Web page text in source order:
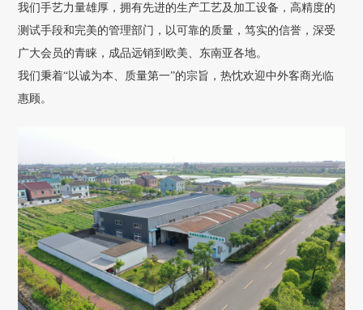
我们手艺力量雄厚，拥有先进的生产工艺及加工设备，高精度的
测试手段和完美的管理部门，以可靠的质量，笃实的信誉，深受
广大会员的青睐，成品远销到欧美、东南亚各地。
我们秉着“以诚为本、质量第一”的宗旨，热忱欢迎中外客商光临
惠顾。